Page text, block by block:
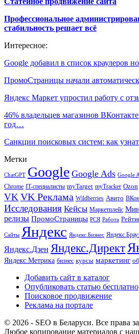
Профессиональное
стабильность решает всё
Интересное:
Google добавил в список краулеров
ПромоСтраницы начали
Яндекс Маркет упростил работу с
46% владельцев магазинов
год…
Санкции поисковых систем: как
Метки
ChatGPT Google Google Ads Google
Chrome IT-специалисты myTarget myTracker Ozon
VK VK Реклама Wildberries Авито
Исследования Кейсы Маркетплейс
релизы ПромоСтраницы РСЯ Работа
Сайты Яндекс Яндекс.Бизнес
Яндекс.Дзен Яндекс.Директ
Яндекс.Метрика бизнес курсы маркетинг
Добавить сайт в каталог
Опубликовать статью бесплатно
Поисковое продвижение
Реклама на портале
© 2026 - SEO в Беларуси. Все права
Любое копирование материалов с